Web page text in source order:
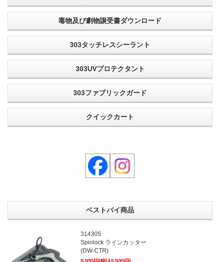
毒物及び劇物譲受書ダウンロード
303タッチレスシーラント
303UVプロテクタント
303ファブリックガード
クイックカート
ベストバイ商品
314305
Spinlock ラインカッター
(DW-CTR)